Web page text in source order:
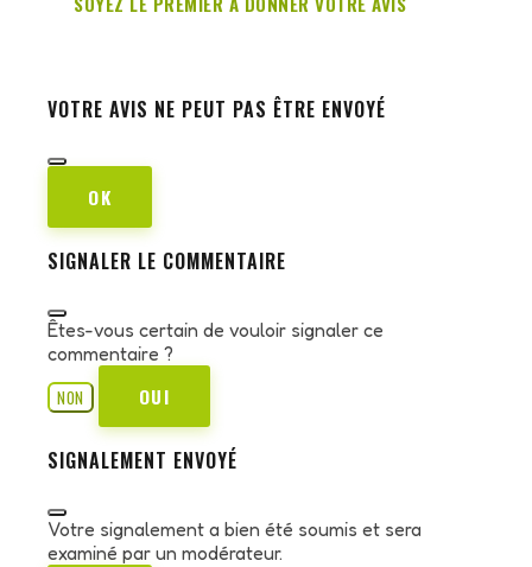
VOTRE AVIS NE PEUT PAS ÊTRE ENVOYÉ
OK
SIGNALER LE COMMENTAIRE
Êtes-vous certain de vouloir signaler ce
commentaire ?
NON
OUI
SIGNALEMENT ENVOYÉ
Votre signalement a bien été soumis et sera
examiné par un modérateur.